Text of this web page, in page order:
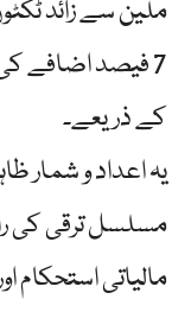
7 فیصد اضافے
کے ذریعے۔
یہ اعداد و شمار
مسلسل ترقی کی
مالیاتی استحکام